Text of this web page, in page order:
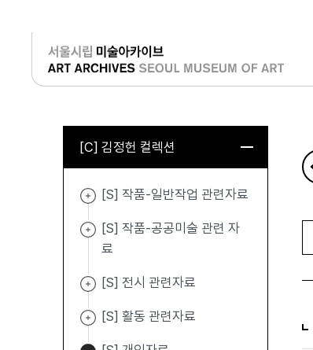
로그인
[C] 김정헌 컬렉션
[S] 작품-일반작업 관련자료
[S] 작품-공공미술 관련 자
료
[S] 전시 관련자료
[S] 활동 관련자료